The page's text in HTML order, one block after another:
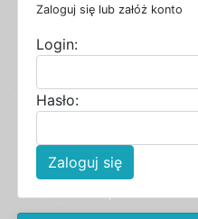
Zaloguj się lub załóż konto
Login:
Hasło:
Zaloguj się